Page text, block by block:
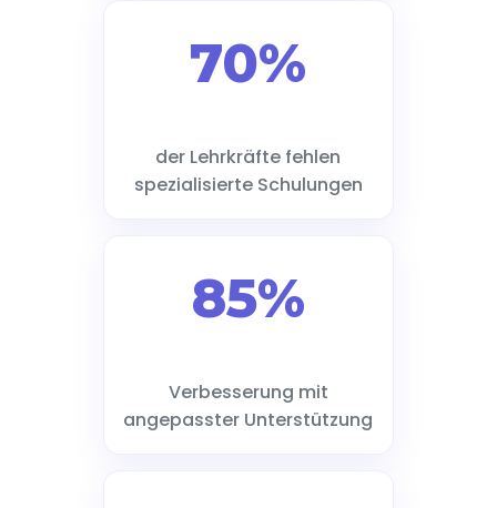
70%
der Lehrkräfte fehlen
spezialisierte Schulungen
85%
Verbesserung mit
angepasster Unterstützung